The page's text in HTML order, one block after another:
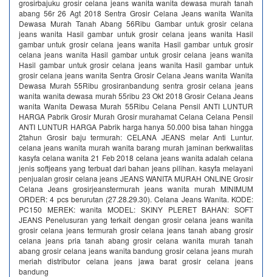
grosirbajuku grosir celana jeans wanita wanita dewasa murah tanah
abang 56r 26 Agt 2018 Sentra Grosir Celana Jeans wanita Wanita
Dewasa Murah Tanah Abang 56Ribu Gambar untuk grosir celana
jeans wanita Hasil gambar untuk grosir celana jeans wanita Hasil
gambar untuk grosir celana jeans wanita Hasil gambar untuk grosir
celana jeans wanita Hasil gambar untuk grosir celana jeans wanita
Hasil gambar untuk grosir celana jeans wanita Hasil gambar untuk
grosir celana jeans wanita Sentra Grosir Celana Jeans wanita Wanita
Dewasa Murah 55Ribu grosiranbandung sentra grosir celana jeans
wanita wanita dewasa murah 55ribu 23 Okt 2018 Grosir Celana Jeans
wanita Wanita Dewasa Murah 55Ribu Celana Pensil ANTI LUNTUR
HARGA Pabrik Grosir Murah Grosir murahamat Celana Celana Pensil
ANTI LUNTUR HARGA Pabrik harga hanya 50.000 bisa tahan hingga
2tahun Grosir baju termurah: CELANA JEANS melar Anti Luntur.
celana jeans wanita murah wanita barang murah jaminan berkwalitas
kasyfa celana wanita 21 Feb 2018 celana jeans wanita adalah celana
jenis softjeans yang terbuat dari bahan jeans pilihan. kasyfa melayani
penjualan grosir celana jeans JEANS WANITA MURAH ONLINE Grosir
Celana Jeans grosirjeanstermurah jeans wanita murah MINIMUM
ORDER: 4 pcs berurutan (27.28.29.30). Celana Jeans Wanita. KODE:
PC150 MEREK: wanita MODEL: SKINY PLERET BAHAN: SOFT
JEANS Penelusuran yang terkait dengan grosir celana jeans wanita
grosir celana jeans termurah grosir celana jeans tanah abang grosir
celana jeans pria tanah abang grosir celana wanita murah tanah
abang grosir celana jeans wanita bandung grosir celana jeans murah
meriah distributor celana jeans jawa barat grosir celana jeans
bandung